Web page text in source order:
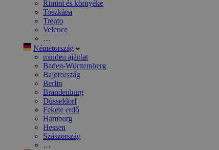
Rimini és környéke
Toszkána
Trento
Velence
…
Németország
minden ajánlat
Baden-Württemberg
Bajorország
Berlin
Brandenburg
Düsseldorf
Fekete erdő
Hamburg
Hessen
Szászország
…